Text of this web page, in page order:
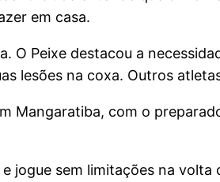
em casa.
O Peixe destacou a
lesões na coxa. Outros
Mangaratiba, com o
jogue sem limitações na